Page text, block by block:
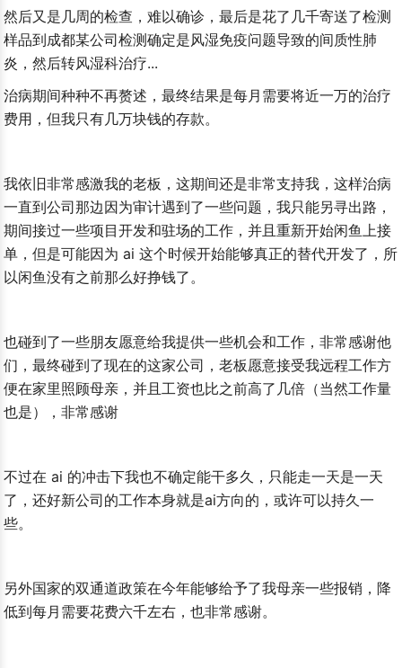
Is Necessary
然后又是几周的检查，难以确诊，最后是花了几千寄送了检测
样品到成都某公司检测确定是风湿免疫问题导致的间质性肺
炎，然后转风湿科治疗...
治病期间种种不再赘述，最终结果是每月需要将近一万的治疗
费用，但我只有几万块钱的存款。
我依旧非常感激我的老板，这期间还是非常支持我，这样治病
一直到公司那边因为审计遇到了一些问题，我只能另寻出路，
期间接过一些项目开发和驻场的工作，并且重新开始闲鱼上接
单，但是可能因为 ai 这个时候开始能够真正的替代开发了，所
以闲鱼没有之前那么好挣钱了。
也碰到了一些朋友愿意给我提供一些机会和工作，非常感谢他
们，最终碰到了现在的这家公司，老板愿意接受我远程工作方
便在家里照顾母亲，并且工资也比之前高了几倍（当然工作量
也是），非常感谢
不过在 ai 的冲击下我也不确定能干多久，只能走一天是一天
了，还好新公司的工作本身就是ai方向的，或许可以持久一
些。
另外国家的双通道政策在今年能够给予了我母亲一些报销，降
低到每月需要花费六千左右，也非常感谢。